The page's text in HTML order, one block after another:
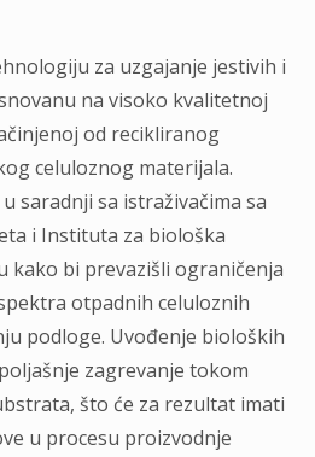
za uzgajanje jestivih i
na visoko kvalitetnoj
od recikliranog
celuloznog materijala.
saradnji sa istraživačima sa
i Instituta za biološka
kako bi prevazišli ograničenja
otpadnih celuloznih
podloge. Uvođenje bioloških
zagrevanje tokom
što će za rezultat imati
u procesu proizvodnje